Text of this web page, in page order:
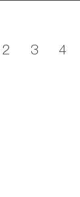
2 3 4